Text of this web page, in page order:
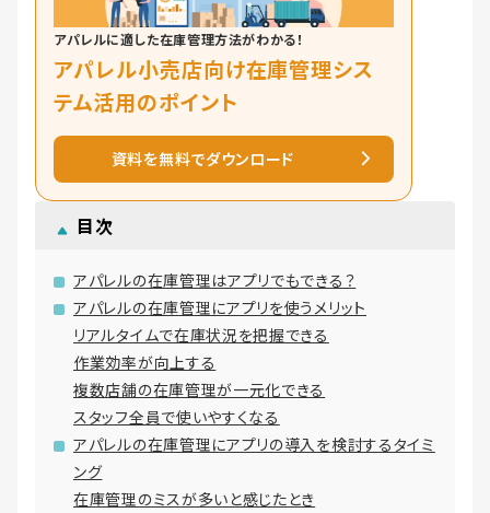
アパレルに適した在庫管理方法がわかる！
アパレル小売店向け在庫管理シス
テム活用のポイント
資料を無料でダウンロード
目次
アパレルの在庫管理はアプリでもできる？
アパレルの在庫管理にアプリを使うメリット
リアルタイムで在庫状況を把握できる
作業効率が向上する
複数店舗の在庫管理が一元化できる
スタッフ全員で使いやすくなる
アパレルの在庫管理にアプリの導入を検討するタイミ
ング
在庫管理のミスが多いと感じたとき